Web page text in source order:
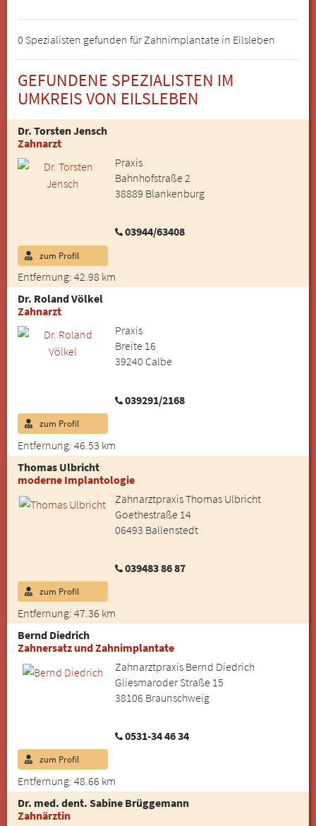
0 Spezialisten gefunden für Zahnimplantate in Eilsleben
GEFUNDENE SPEZIALISTEN IM
UMKREIS VON EILSLEBEN
Dr. Torsten Jensch
Zahnarzt
Praxis
Bahnhofstraße 2
38889 Blankenburg
03944/63408
Entfernung: 42.98 km
zum Profil
Dr. Roland Völkel
Zahnarzt
Praxis
Breite 16
39240 Calbe
039291/2168
Entfernung: 46.53 km
zum Profil
Thomas Ulbricht
moderne Implantologie
Zahnarztpraxis Thomas Ulbricht
Goethestraße 14
06493 Ballenstedt
039483 86 87
Entfernung: 47.36 km
zum Profil
Bernd Diedrich
Zahnersatz und Zahnimplantate
Zahnarztpraxis Bernd Diedrich
Gliesmaroder Straße 15
38106 Braunschweig
0531-34 46 34
Entfernung: 48.66 km
zum Profil
Dr. med. dent. Sabine Brüggemann
Zahnärztin